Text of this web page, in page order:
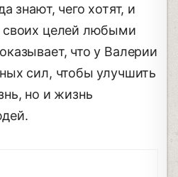
знают, чего хотят, и
своих целей любыми
что у Валерии
сил, чтобы улучшить
но и жизнь